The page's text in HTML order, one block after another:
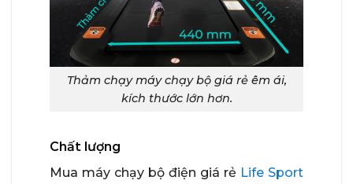
Thảm chạy máy chạy bộ giá rẻ êm ái,
kích thước lớn hơn.
Chất lượng
Mua máy chạy bộ điện giá rẻ Life Sport